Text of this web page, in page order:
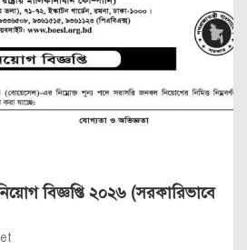
বিজ্ঞপ্তি ২০২৬ (সরকারিভাবে